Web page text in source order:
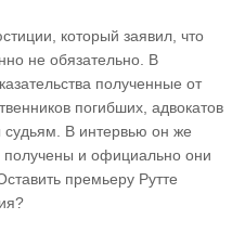
который заявил, что
не обязательно. В
полученные от
погибших, адвокатов
судьям. В интервью он же
получены и официально они
премьеру Рутте